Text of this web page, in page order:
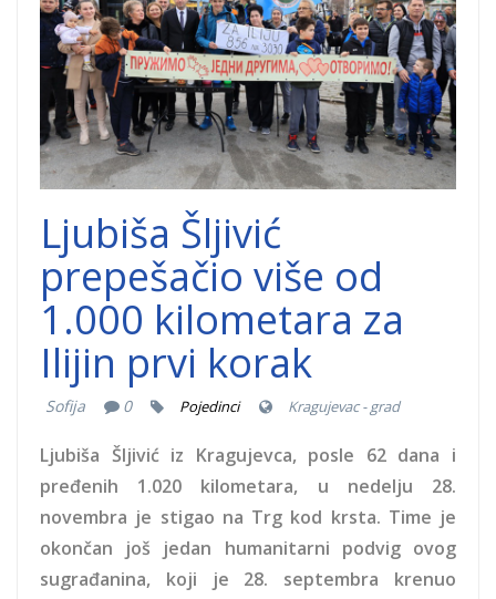
Ljubiša Šljivić
prepešačio više od
1.000 kilometara za
Ilijin prvi korak
Sofija 0 Pojedinci Kragujevac - grad
Ljubiša Šljivić iz Kragujevca, posle 62 dana i
pređenih 1.020 kilometara, u nedelju 28.
novembra je stigao na Trg kod krsta. Time je
okončan još jedan humanitarni podvig ovog
sugrađanina, koji je 28. septembra krenuo